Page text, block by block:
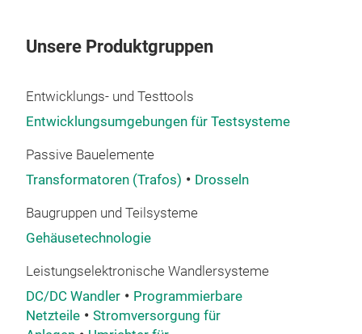
Unsere Produktgruppen
Entwicklungs- und Testtools
Entwicklungsumgebungen für Testsysteme
Passive Bauelemente
Transformatoren (Trafos)
Drosseln
Baugruppen und Teilsysteme
Gehäusetechnologie
Leistungselektronische Wandlersysteme
DC/DC Wandler
Programmierbare
Netzteile
Stromversorgung für